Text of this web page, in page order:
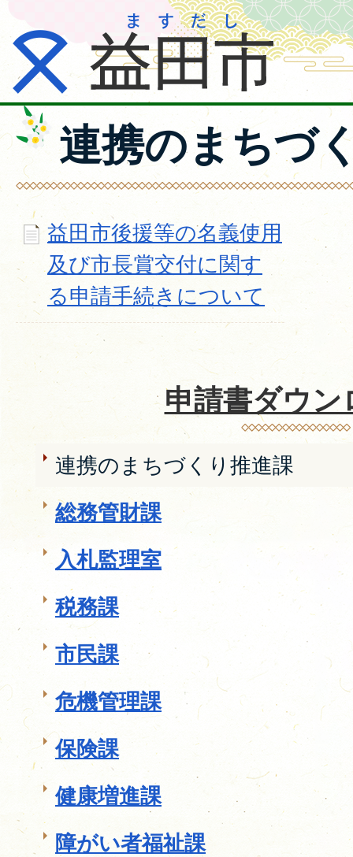
連携のまちづ
益田市後援等の名義使用
及び市長賞交付に関す
る申請手続きについて
申請書ダウン
連携のまちづくり推進課
総務管財課
入札監理室
税務課
市民課
危機管理課
保険課
健康増進課
障がい者福祉課